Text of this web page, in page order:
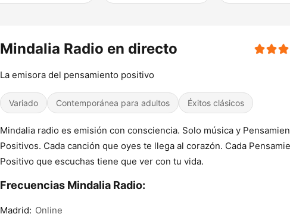
Mindalia Radio en directo
La emisora del pensamiento positivo
Variado Contemporánea para adultos Éxitos clásicos
Mindalia radio es emisión con consciencia. Solo música y
Positivos. Cada canción que oyes te llega al corazón. Cada
Positivo que escuchas tiene que ver con tu vida.
Frecuencias Mindalia Radio:
Madrid: Online